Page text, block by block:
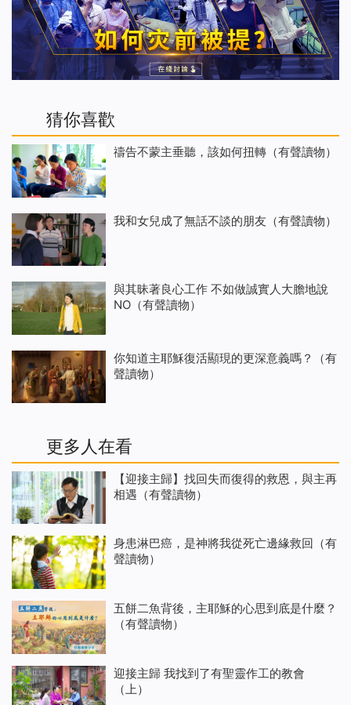
猜你喜歡
禱告不蒙主垂聽，該如何扭轉（有聲讀物）
我和女兒成了無話不談的朋友（有聲讀物）
與其昧著良心工作 不如做誠實人大膽地說
NO（有聲讀物）
你知道主耶穌復活顯現的更深意義嗎？（有
聲讀物）
更多人在看
【迎接主歸】找回失而復得的救恩，與主再
相遇（有聲讀物）
身患淋巴癌，是神將我從死亡邊緣救回（有
聲讀物）
五餅二魚背後，主耶穌的心思到底是什麼？
（有聲讀物）
迎接主歸 我找到了有聖靈作工的教會
（上）